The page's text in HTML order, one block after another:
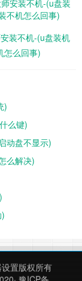
化，可以搜索
。
选择【删除当
装不机-(u盘装机
怎么回事)
)
么键)
动盘不显示)
么解决)
置版权所有